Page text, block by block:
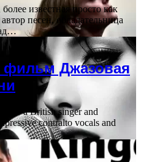
известная просто как
песен, обладательница
фильм Джазовая
was a British singer and
contralto vocals and